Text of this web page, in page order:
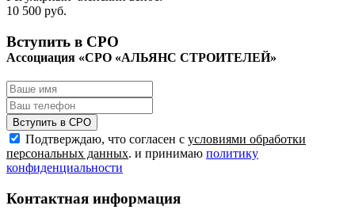
10 500 руб.
Вступить в СРО
Ассоциация «СРО «АЛЬЯНС СТРОИТЕЛЕЙ»
Вступить в СРО
Подтверждаю, что согласен с условиями обработки
персональных данных. и принимаю политику
конфиденциальности
Контактная информация